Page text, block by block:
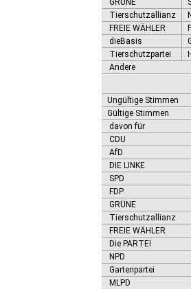
GRÜNE
Tierschutzallianz
FREIE WÄHLER
dieBasis
Tierschutzpartei
Andere
Ungültige Stimmen
Gültige Stimmen
davon für
CDU
AfD
DIE LINKE
SPD
FDP
GRÜNE
Tierschutzallianz
FREIE WÄHLER
Die PARTEI
NPD
Gartenpartei
MLPD